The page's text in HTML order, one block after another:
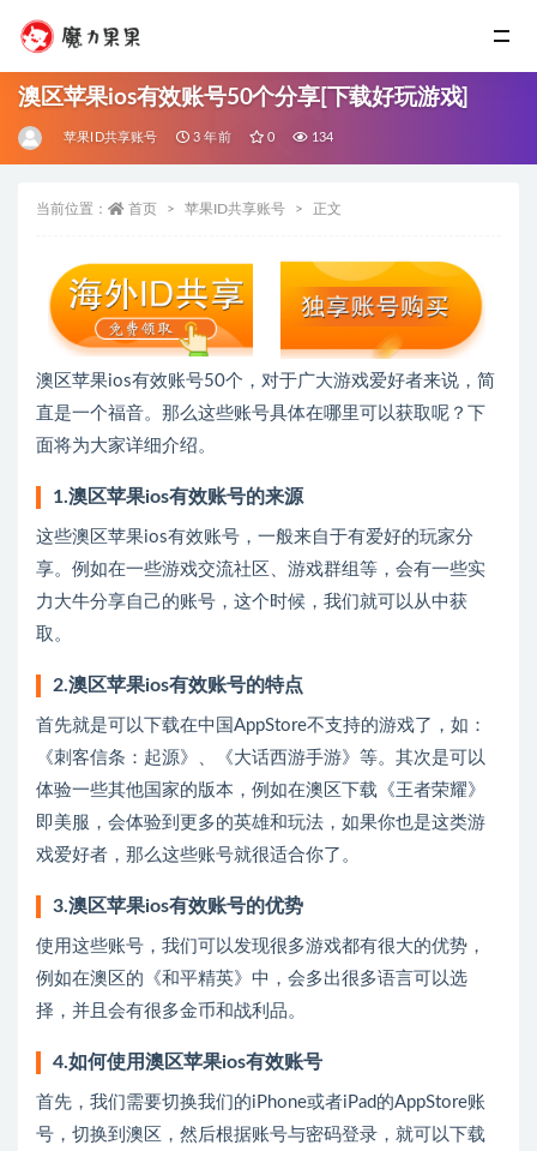
澳区苹果ios有效账号50个分享[下载好玩游戏]
苹果ID共享账号 3 年前 0 134
当前位置： 首页 苹果ID共享账号 正文
澳区苹果ios有效账号50个，对于广大游戏爱好者来说，简
直是一个福音。那么这些账号具体在哪里可以获取呢？下
面将为大家详细介绍。
1.澳区苹果ios有效账号的来源
这些澳区苹果ios有效账号，一般来自于有爱好的玩家分
享。例如在一些游戏交流社区、游戏群组等，会有一些实
力大牛分享自己的账号，这个时候，我们就可以从中获
取。
2.澳区苹果ios有效账号的特点
首先就是可以下载在中国AppStore不支持的游戏了，如：
《刺客信条：起源》、《大话西游手游》等。其次是可以
体验一些其他国家的版本，例如在澳区下载《王者荣耀》
即美服，会体验到更多的英雄和玩法，如果你也是这类游
戏爱好者，那么这些账号就很适合你了。
3.澳区苹果ios有效账号的优势
使用这些账号，我们可以发现很多游戏都有很大的优势，
例如在澳区的《和平精英》中，会多出很多语言可以选
择，并且会有很多金币和战利品。
4.如何使用澳区苹果ios有效账号
首先，我们需要切换我们的iPhone或者iPad的AppStore账
号，切换到澳区，然后根据账号与密码登录，就可以下载